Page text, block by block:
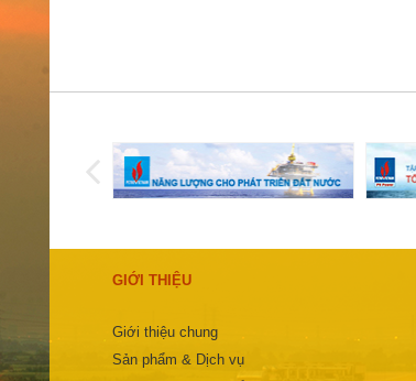
GIỚI THIỆU
Giới thiệu chung
Sản phẩm & Dịch vụ